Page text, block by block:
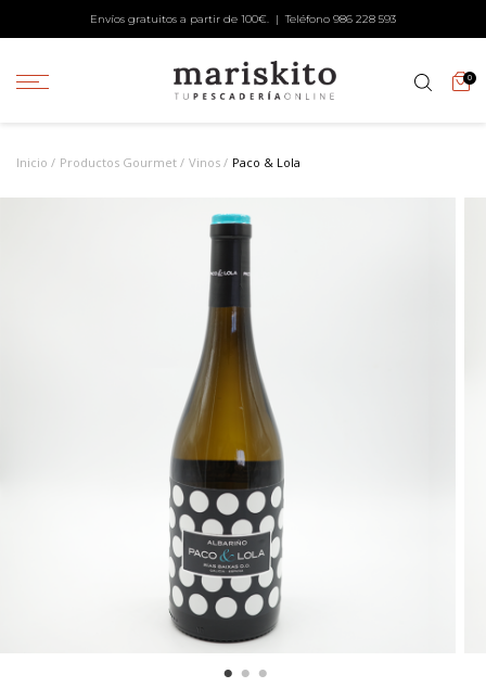
Envíos gratuitos a partir de 100€. | Teléfono 986 228 593
0
Inicio Productos Gourmet Vinos Paco & Lola